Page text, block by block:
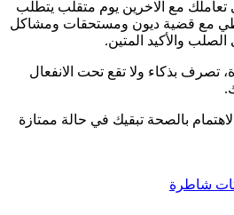
مع الاخرين يوم متقلب يتطلب
مع قضية ديون ومستحقات ومشاكل
الصلب والأكيد المتين.
تصرف بذكاء ولا تقع تحت الانفعال
بالصحة تبقيك في حالة ممتازة
شاطرة